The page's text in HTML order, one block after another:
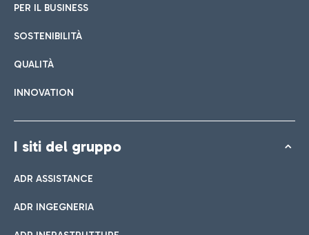
PER IL BUSINESS
SOSTENIBILITÀ
QUALITÀ
INNOVATION
I siti del gruppo
ADR ASSISTANCE
ADR INGEGNERIA